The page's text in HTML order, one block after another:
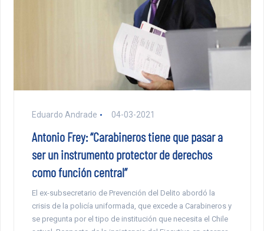
Eduardo Andrade 04-03-2021
Antonio Frey: “Carabineros tiene que pasar a
ser un instrumento protector de derechos
como función central”
El ex-subsecretario de Prevención del Delito abordó la
crisis de la policía uniformada, que excede a Carabineros y
se pregunta por el tipo de institución que necesita el Chile